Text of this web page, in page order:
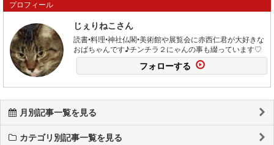
プロフィール
じぇりねこさん
読書•料理•神社仏閣•美術館や展覧会に赤西仁君が大好きな
おばちゃんです♪チンチラ２にゃんの事も綴っています♡
フォローする
月別記事一覧を見る
カテゴリ別記事一覧を見る